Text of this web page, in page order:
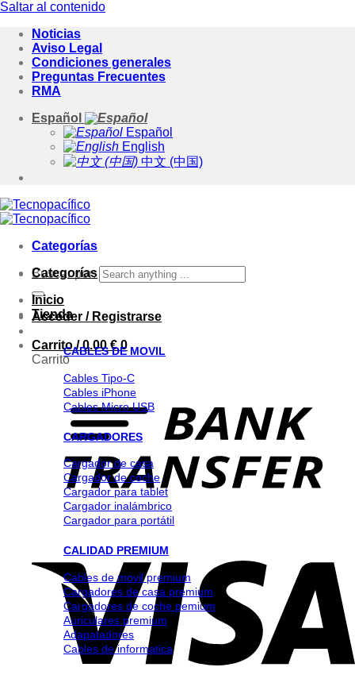
Saltar al contenido
Noticias
Aviso Legal
Condiciones generales
Preguntas Frecuentes
RMA
Español
Español
English
中文 (中国)
Categorías
Buscar por:
Acceder / Registrarse
Carrito /0.00€ 0
Carrito
Categorías
Inicio
Tienda
CABLES DE MOVIL
Cables Tipo-C
Cables iPhone
Cables Micro USB
CARGADORES
Cargador de casa
Cargador de coche
Cargador para tablet
Cargador inalámbrico
Cargador para portátil
CALIDAD PREMIUM
Cables de movil premium
Cargadores de casa premium
Cargadores de coche pemium
Auriculares premium
Adapatadores
Cables de informatica